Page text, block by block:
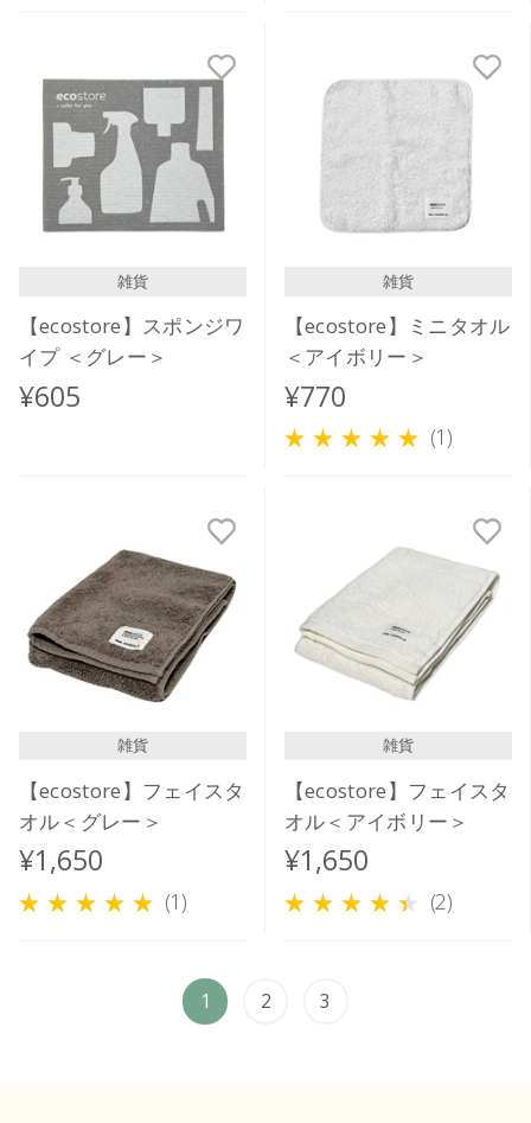
雑貨
【ecostore】スポンジワ
イプ ＜グレー＞
¥605
雑貨
【ecostore】ミニタオル
＜アイボリー＞
¥770
(1)
雑貨
【ecostore】フェイスタ
オル＜グレー＞
¥1,650
(1)
雑貨
【ecostore】フェイスタ
オル＜アイボリー＞
¥1,650
(2)
1 2 3